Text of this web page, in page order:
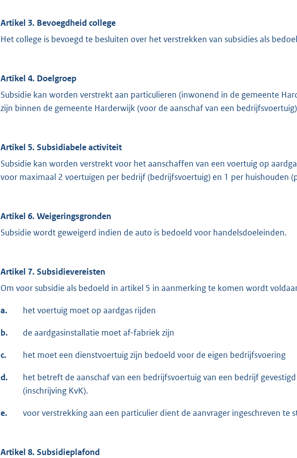
Artikel 3. Bevoegdheid college
Het college is bevoegd te besluiten over het verstrekken van subsidies als
Artikel 4. Doelgroep
Subsidie kan worden verstrekt aan particulieren (inwonend in de gemeente
zijn binnen de gemeente Harderwijk (voor de aanschaf van een
Artikel 5. Subsidiabele activiteit
Subsidie kan worden verstrekt voor het aanschaffen van een voertuig op
voor maximaal 2 voertuigen per bedrijf (bedrijfsvoertuig) en 1 per huishouden
Artikel 6. Weigeringsgronden
Subsidie wordt geweigerd indien de auto is bedoeld voor handelsdoeleinden.
Artikel 7. Subsidievereisten
Om voor subsidie als bedoeld in artikel 5 in aanmerking te komen wordt
a. het voertuig moet op aardgas rijden
b. de aardgasinstallatie moet af-fabriek zijn
c. het moet een dienstvoertuig zijn bedoeld voor de eigen bedrijfsvoering
d.
het betreft de aanschaf van een bedrijfsvoertuig van een bedrijf
(inschrijving KvK).
e. voor verstrekking aan een particulier dient de aanvrager ingeschreven te
Artikel 8. Subsidieplafond